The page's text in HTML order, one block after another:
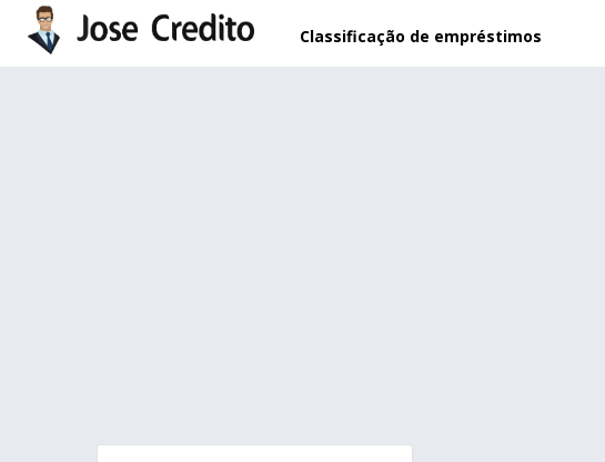
Pular para o conteúdo principal
Classificação de empréstimos